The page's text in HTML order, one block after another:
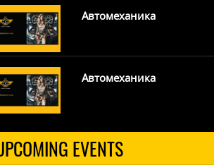
Автомеханика
Автомеханика
EVENTS